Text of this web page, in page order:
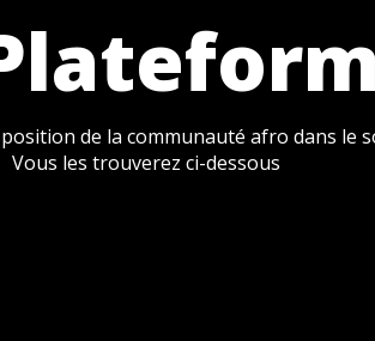
de la communauté afro dans le
Vous les trouverez ci-dessous